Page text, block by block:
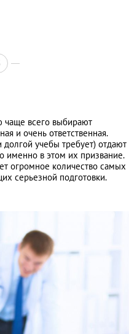
всего выбирают
и очень ответственная.
учебы требует) отдают
именно в этом их призвание.
огромное количество самых
серьезной подготовки.